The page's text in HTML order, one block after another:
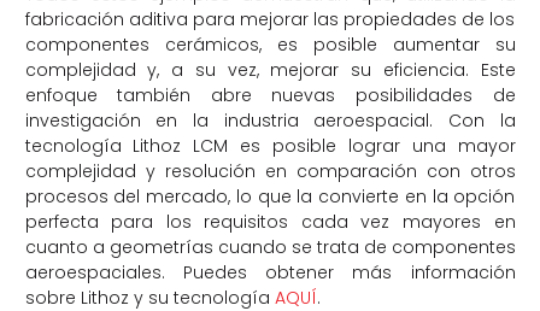
fabricación aditiva para mejorar las propiedades de los
componentes cerámicos, es posible aumentar su
complejidad y, a su vez, mejorar su eficiencia. Este
enfoque también abre nuevas posibilidades de
investigación en la industria aeroespacial. Con la
tecnología Lithoz LCM es posible lograr una mayor
complejidad y resolución en comparación con otros
procesos del mercado, lo que la convierte en la opción
perfecta para los requisitos cada vez mayores en
cuanto a geometrías cuando se trata de componentes
aeroespaciales. Puedes obtener más información
sobre Lithoz y su tecnología AQUÍ.